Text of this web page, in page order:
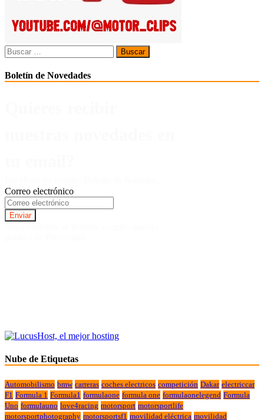
Buscar:
Boletín de Novedades
Correo electrónico
Nube de Etiquetas
Automobilismo bmw carreras coches electricos competición Dakar electriccar
F1 Formula 1 Formula1 formulaone formula one formulaonelegend Formula
Uno formulauno love4racing motorsport motorsportlife
motorsportphotography motorsportsf1 movilidad eléctrica movilidad